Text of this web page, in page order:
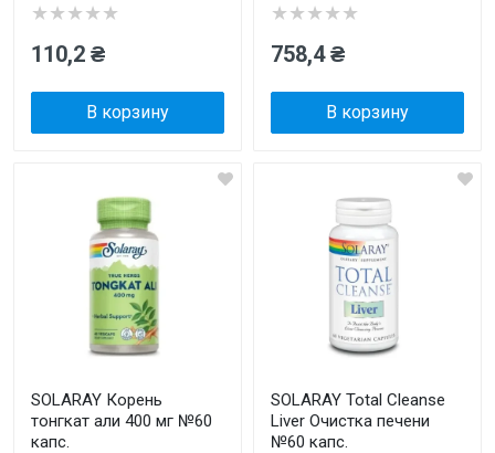
★★★★★
110,2 ₴
В корзину
★★★★★
758,4 ₴
В корзину
SOLARAY Корень
тонгкат али 400 мг №60
капс.
SOLARAY Total Cleanse
Liver Очистка печени
№60 капс.